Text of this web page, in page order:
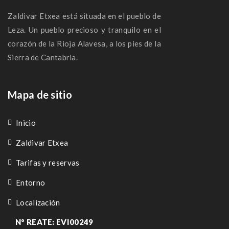
Zaldivar Etxea está situada en el pueblo de
Leza. Un pueblo precioso y tranquilo en el
corazón de la Rioja Alavesa, a los pies de la
Sierra de Cantabria.
Mapa de sitio
Inicio
Zaldivar Etxea
Tarifas y reservas
Entorno
Localización
Nº REATE: EVI00249